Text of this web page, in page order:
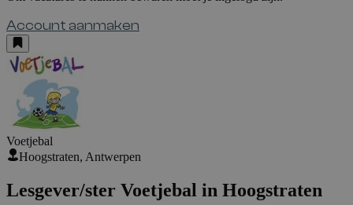
Account aanmaken
Voetjebal
Hoogstraten, Antwerpen
Lesgever/ster Voetjebal in Hoogstraten